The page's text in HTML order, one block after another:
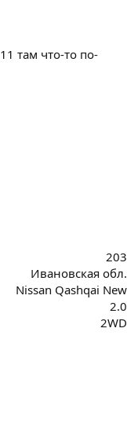
там что-то по-
203
Ивановская обл.
Nissan Qashqai New
2.0
2WD